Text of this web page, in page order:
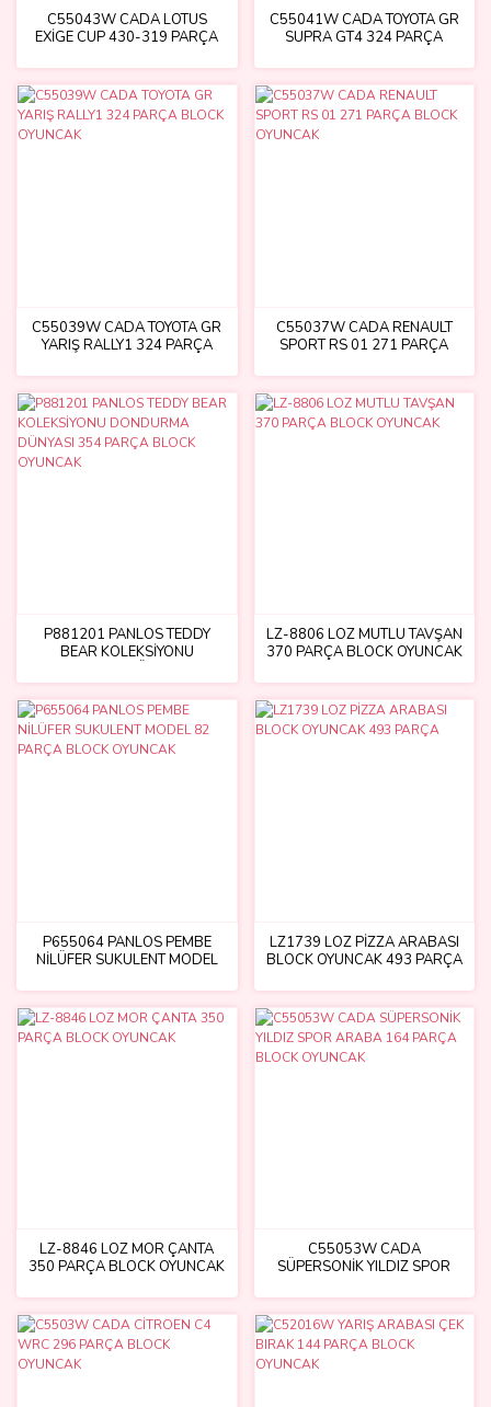
C55043W CADA LOTUS
EXİGE CUP 430-319 PARÇA
C55041W CADA TOYOTA GR
SUPRA GT4 324 PARÇA
C55039W CADA TOYOTA GR
YARIŞ RALLY1 324 PARÇA
C55037W CADA RENAULT
SPORT RS 01 271 PARÇA
P881201 PANLOS TEDDY
BEAR KOLEKSİYONU
PARÇA BLOCK OYUNCAK
LZ-8806 LOZ MUTLU TAVŞAN
370 PARÇA BLOCK OYUNCAK
P655064 PANLOS PEMBE
NİLÜFER SUKULENT MODEL
LZ1739 LOZ PİZZA ARABASI
BLOCK OYUNCAK 493 PARÇA
LZ-8846 LOZ MOR ÇANTA
350 PARÇA BLOCK OYUNCAK
C55053W CADA
SÜPERSONİK YILDIZ SPOR
OYUNCAK